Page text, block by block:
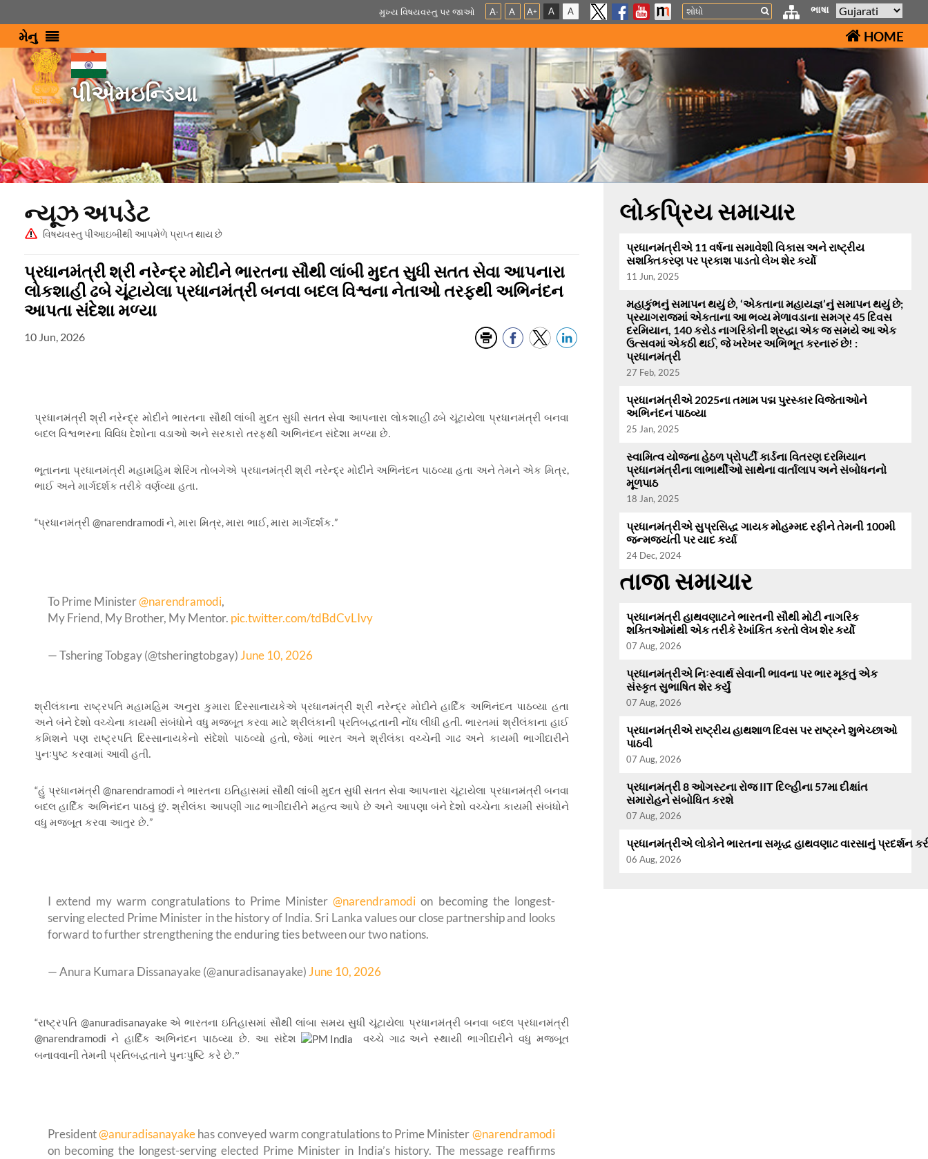
મુખ્ય વિષયવસ્તુ પર જાઓ A- A A+ A A Search ભાષા
મેનુ HOME
પીએમઇન્ડિયા
ન્યૂઝ અપડેટ
વિષયવસ્તુ પીઆઇબીથી આપમેળે પ્રાપ્ત થાય છે
પ્રધાનમંત્રી શ્રી નરેન્દ્ર મોદીને ભારતના સૌથી લાંબી મુદત સુધી સતત સેવા આપનારા
લોકશાહી ઢબે ચૂંટાયેલા પ્રધાનમંત્રી બનવા બદલ વિશ્વના નેતાઓ તરફથી અભિનંદન
આપતા સંદેશા મળ્યા
10 Jun, 2026
પ્રધાનમંત્રી શ્રી નરેન્દ્ર મોદીને ભારતના સૌથી લાંબી મુદત સુધી સતત સેવા આપનારા લોકશાહી ઢબે ચૂંટાયેલા પ્રધાનમંત્રી બનવા
બદલ વિશ્વભરના વિવિધ દેશોના વડાઓ અને સરકારો તરફથી અભિનંદન સંદેશા મળ્યા છે.
ભૂતાનના પ્રધાનમંત્રી મહામહિમ શેરિંગ તોબગેએ પ્રધાનમંત્રી શ્રી નરેન્દ્ર મોદીને અભિનંદન પાઠવ્યા હતા અને તેમને એક મિત્ર,
ભાઈ અને માર્ગદર્શક તરીકે વર્ણવ્યા હતા.
“પ્રધાનમંત્રી @narendramodi ને,મારા મિત્ર,મારા ભાઈ,મારા માર્ગદર્શક.”
To Prime Minister@narendramodi,
My Friend, My Brother, My Mentor. pic.twitter.com/tdBdCvLIvy
— Tshering Tobgay (@tsheringtobgay)June 10, 2026
શ્રીલંકાના રાષ્ટ્રપતિ મહામહિમ અનુરા કુમારા દિસ્સાનાયકેએ પ્રધાનમંત્રી શ્રી નરેન્દ્ર મોદીને હાર્દિક અભિનંદન પાઠવ્યા હતા
અને બંને દેશો વચ્ચેના કાયમી સંબંધોને વધુ મજબૂત કરવા માટે શ્રીલંકાની પ્રતિબદ્ધતાની નોંધ લીધી હતી. ભારતમાં શ્રીલંકાના હાઈ
કમિશને પણ રાષ્ટ્રપતિ દિસ્સાનાયકેનો સંદેશો પાઠવ્યો હતો, જેમાં ભારત અને શ્રીલંકા વચ્ચેની ગાઢ અને કાયમી ભાગીદારીને
પુનઃપુષ્ટ કરવામાં આવી હતી.
“હું પ્રધાનમંત્રી@narendramodiને ભારતના ઇતિહાસમાં સૌથી લાંબી મુદત સુધી સતત સેવા આપનારા ચૂંટાયેલા પ્રધાનમંત્રી બનવા
બદલ હાર્દિક અભિનંદન પાઠવું છું. શ્રીલંકા આપણી ગાઢ ભાગીદારીને મહત્વ આપે છે અને આપણા બંને દેશો વચ્ચેના કાયમી સંબંધોને
વધુ મજબૂત કરવા આતુર છે.”
I extend my warm congratulations to Prime Minister@narendramodi on becoming the longest-
serving elected Prime Minister in the history of India. Sri Lanka values our close partnership and looks
forward to further strengthening the enduring ties between our two nations.
— Anura Kumara Dissanayake (@anuradisanayake)June 10, 2026
“રાષ્ટ્રપતિ @anuradisanayakeએ ભારતના ઇતિહાસમાં સૌથી લાંબા સમય સુધી ચૂંટાયેલા પ્રધાનમંત્રી બનવા બદલ પ્રધાનમંત્રી
@narendramodi ને હાર્દિક અભિનંદન પાઠવ્યા છે. આ સંદેશ
વચ્ચે ગાઢ અને સ્થાયી ભાગીદારીને વધુ મજબૂત
બનાવવાની તેમની પ્રતિબદ્ધતાને પુનઃપુષ્ટિ કરે છે.”
President@anuradisanayakehas conveyed warm congratulations to Prime Minister@narendramodi
on becoming the longest-serving elected Prime Minister in India’s history. The message reaffirms
લોકપ્રિય સમાચાર
પ્રધાનમંત્રીએ 11 વર્ષના સમાવેશી વિકાસ અને રાષ્ટ્રીય
સશક્તિકરણ પર પ્રકાશ પાડતો લેખ શેર કર્યો
11 Jun, 2025
મહાકુંભનું સમાપન થયું છે, ‘એકતાના મહાયજ્ઞ’નું સમાપન થયું છે;
પ્રયાગરાજમાં એકતાના આ ભવ્ય મેળાવડાના સમગ્ર 45 દિવસ
દરમિયાન, 140 કરોડ નાગરિકોની શ્રદ્ધા એક જ સમયે આ એક
ઉત્સવમાં એકઠી થઈ, જે ખરેખર અભિભૂત કરનારું છે! :
પ્રધાનમંત્રી
27 Feb, 2025
પ્રધાનમંત્રીએ 2025ના તમામ પદ્મ પુરસ્કાર વિજેતાઓને
અભિનંદન પાઠવ્યા
25 Jan, 2025
સ્વામિત્વ યોજના હેઠળ પ્રોપર્ટી કાર્ડના વિતરણ દરમિયાન
પ્રધાનમંત્રીના લાભાર્થીઓ સાથેના વાર્તાલાપ અને સંબોધનનો
મૂળપાઠ
18 Jan, 2025
પ્રધાનમંત્રીએ સુપ્રસિદ્ધ ગાયક મોહમ્મદ રફીને તેમની 100મી
જન્મજયંતી પર યાદ કર્યા
24 Dec, 2024
તાજા સમાચાર
પ્રધાનમંત્રી હાથવણાટને ભારતની સૌથી મોટી નાગરિક
શક્તિઓમાંથી એક તરીકે રેખાંકિત કરતો લેખ શેર કર્યો
07 Aug, 2026
પ્રધાનમંત્રીએ નિઃસ્વાર્થ સેવાની ભાવના પર ભાર મૂકતું એક
સંસ્કૃત સુભાષિત શેર કર્યું
07 Aug, 2026
પ્રધાનમંત્રીએ રાષ્ટ્રીય હાથશાળ દિવસ પર રાષ્ટ્રને શુભેચ્છાઓ
પાઠવી
07 Aug, 2026
પ્રધાનમંત્રી 8 ઓગસ્ટના રોજ IIT દિલ્હીના 57મા દીક્ષાંત
સમારોહને સંબોધિત કરશે
07 Aug, 2026
પ્રધાનમંત્રીએ લોકોને ભારતના સમૃદ્ધ હાથવણાટ વારસાનું પ્રદર્શન
06 Aug, 2026